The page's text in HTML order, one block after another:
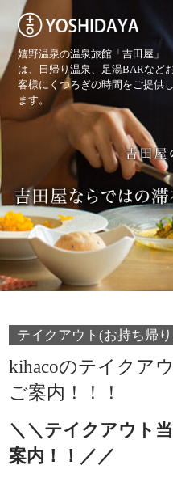
嬉野温泉の温泉旅館「吉田屋」
は、日帰り温泉、 足湯BARなど
客様にくつろぎの時間をご提供し
ます。
テイクアウト(お持ち帰
kihacoのテイクア
ご案内！！！
＼＼テイクアウト
案内！！／／